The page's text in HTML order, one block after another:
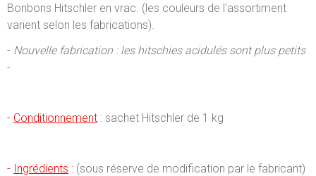
Bonbons Hitschler en vrac. (les couleurs de l'assortiment
varient selon les fabrications).
- Nouvelle fabrication : les hitschies acidulés sont plus petits
-
- Conditionnement : sachet Hitschler de 1 kg
- Ingrédients : (sous réserve de modification par le fabricant)